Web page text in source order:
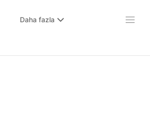
Daha fazla